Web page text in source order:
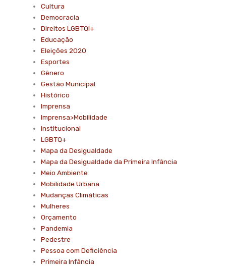
Cultura
Democracia
Direitos LGBTQI+
Educação
Eleições 2020
Esportes
Gênero
Gestão Municipal
Histórico
Imprensa
Imprensa>Mobilidade
Institucional
LGBTQ+
Mapa da Desigualdade
Mapa da Desigualdade da Primeira Infância
Meio Ambiente
Mobilidade Urbana
Mudanças Climáticas
Mulheres
Orçamento
Pandemia
Pedestre
Pessoa com Deficiência
Primeira Infância